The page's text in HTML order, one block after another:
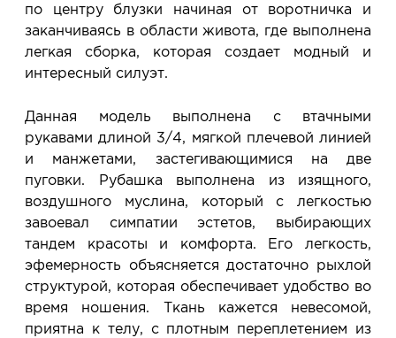
по центру блузки начиная от воротничка и
заканчиваясь в области живота, где выполнена
легкая сборка, которая создает модный и
интересный силуэт.
Данная модель выполнена с втачными
рукавами длиной 3/4, мягкой плечевой линией
и манжетами, застегивающимися на две
пуговки. Рубашка выполнена из изящного,
воздушного муслина, который с легкостью
завоевал симпатии эстетов, выбирающих
тандем красоты и комфорта. Его легкость,
эфемерность объясняется достаточно рыхлой
структурой, которая обеспечивает удобство во
время ношения. Ткань кажется невесомой,
приятна к телу, с плотным переплетением из